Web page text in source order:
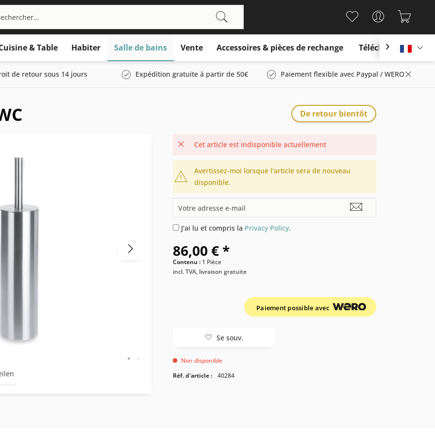
& Table Habiter Salle de bains Vente Accessoires & pièces de rechange Télécharger

de retour sous 14 jours Expédition gratuite à partir de 50€ Paiement flexible avec Paypal / WERO
De retour bientôt
Cet article est indisponible actuellement
Avertissez-moi lorsque l'article sera de nouveau
disponible.
J'ai lu et compris la Privacy Policy.
86,00 € *
Contenu : 1 Pièce
incl. TVA, livraison gratuite
Paiement possible avec
Se souv.
Non disponible
Réf. d'article :
40284